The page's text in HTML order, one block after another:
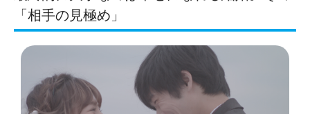
「相手の見極め」